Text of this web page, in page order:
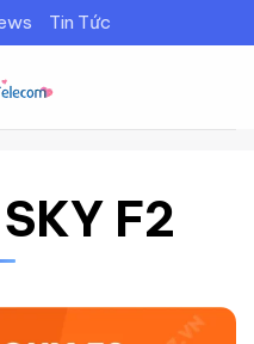
Tin Tức
F2